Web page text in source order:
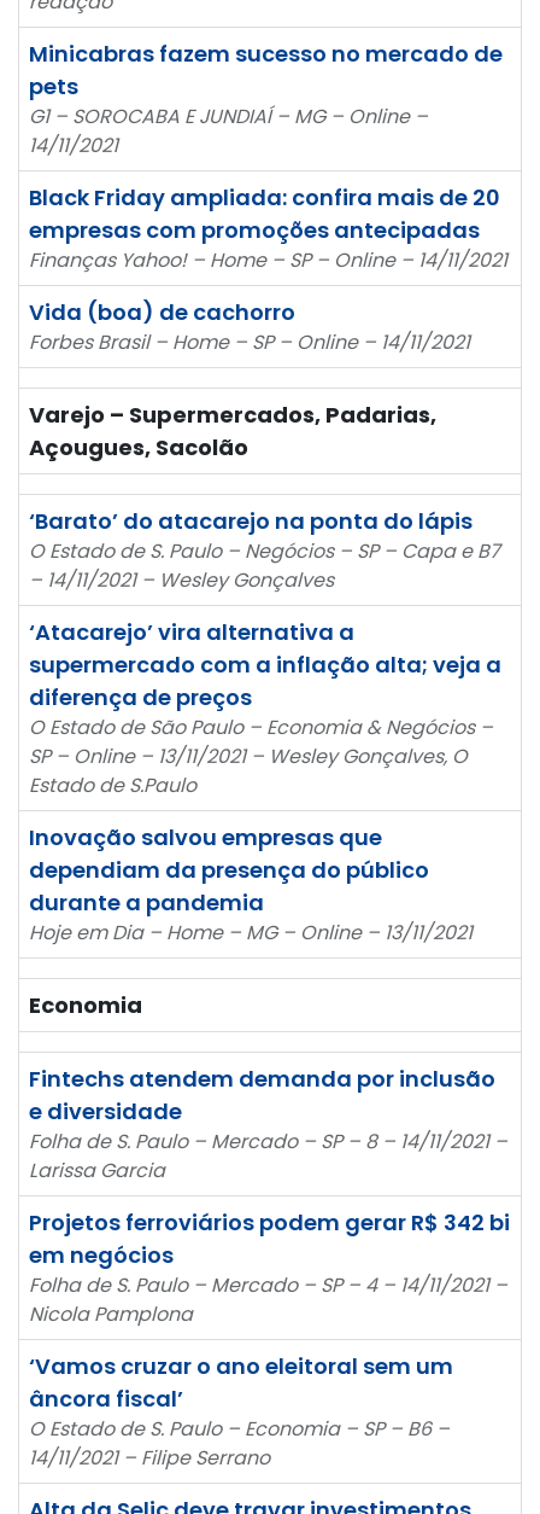
Minicabras fazem sucesso no mercado de
pets
G1 – SOROCABA E JUNDIAÍ – MG – Online –
14/11/2021
Black Friday ampliada: confira mais de 20
empresas com promoções antecipadas
Finanças Yahoo! – Home – SP – Online – 14/11/2021
Vida (boa) de cachorro
Forbes Brasil – Home – SP – Online – 14/11/2021
Varejo – Supermercados, Padarias,
Açougues, Sacolão
‘Barato’ do atacarejo na ponta do lápis
O Estado de S. Paulo – Negócios – SP – Capa e B7
– 14/11/2021 – Wesley Gonçalves
‘Atacarejo’ vira alternativa a
supermercado com a inflação alta; veja a
diferença de preços
O Estado de São Paulo – Economia & Negócios –
SP – Online – 13/11/2021 – Wesley Gonçalves, O
Estado de S.Paulo
Inovação salvou empresas que
dependiam da presença do público
durante a pandemia
Hoje em Dia – Home – MG – Online – 13/11/2021
Economia
Fintechs atendem demanda por inclusão
e diversidade
Folha de S. Paulo – Mercado – SP – 8 – 14/11/2021 –
Larissa Garcia
Projetos ferroviários podem gerar R$ 342 bi
em negócios
Folha de S. Paulo – Mercado – SP – 4 – 14/11/2021 –
Nicola Pamplona
‘Vamos cruzar o ano eleitoral sem um
âncora fiscal’
O Estado de S. Paulo – Economia – SP – B6 –
14/11/2021 – Filipe Serrano